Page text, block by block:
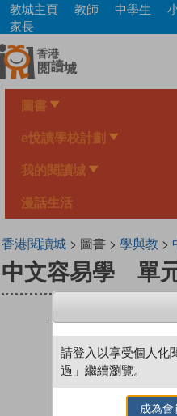
Skip
main
content
教城主頁 教師 中學生
家長
圖書
e悅讀學校計劃
我的閱讀城
漫話生活
香港閱讀城> 圖書 > 學與教 >
中文容易學 單
請登入以享受個人化
過」繼續瀏覽。
成為會